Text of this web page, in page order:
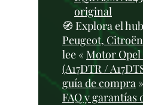
original
🧭 Explora el hub
Peugeot,
lee « Motor Opel
(A17DTR /
guía de compra
FAQ y garantías